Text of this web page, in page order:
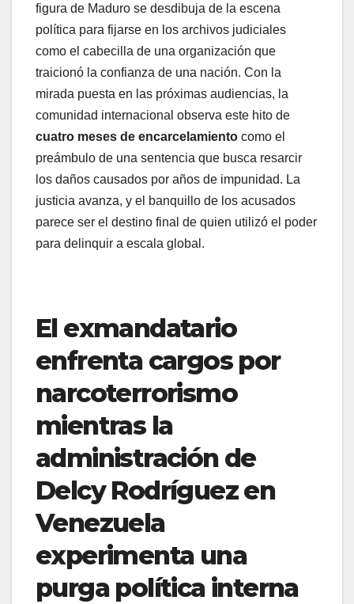
figura de Maduro se desdibuja de la escena
política para fijarse en los archivos judiciales
como el cabecilla de una organización que
traicionó la confianza de una nación. Con la
mirada puesta en las próximas audiencias, la
comunidad internacional observa este hito de
cuatro meses de encarcelamiento como el
preámbulo de una sentencia que busca resarcir
los daños causados por años de impunidad. La
justicia avanza, y el banquillo de los acusados
parece ser el destino final de quien utilizó el poder
para delinquir a escala global.
El exmandatario
enfrenta cargos por
narcoterrorismo
mientras la
administración de
Delcy Rodríguez en
Venezuela
experimenta una
purga política interna